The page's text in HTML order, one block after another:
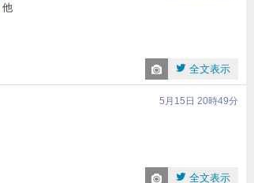
他
全文表示
5月15日 20時49分
全文表示